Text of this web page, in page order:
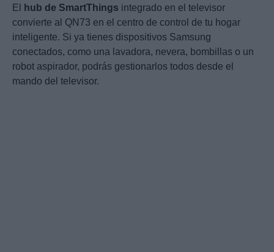
El hub de SmartThings integrado en el televisor
convierte al QN73 en el centro de control de tu hogar
inteligente. Si ya tienes dispositivos Samsung
conectados, como una lavadora, nevera, bombillas o un
robot aspirador, podrás gestionarlos todos desde el
mando del televisor.